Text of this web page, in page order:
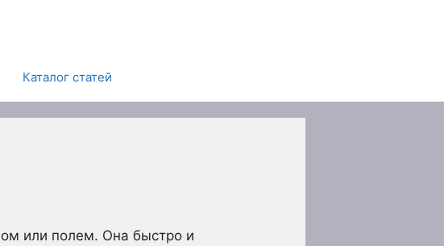
Каталог статей
или полем. Она быстро и